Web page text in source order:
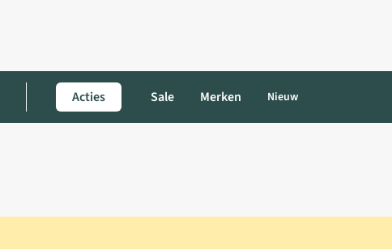
Acties Sale Merken Nieuw